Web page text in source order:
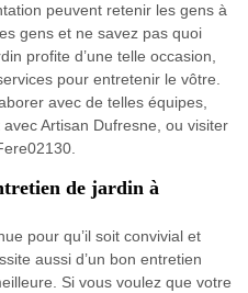
peuvent retenir les gens à
gens et ne savez pas quoi
profite d’une telle occasion,
pour entretenir le vôtre.
avec de telles équipes,
Artisan Dufresne, ou visiter
de jardin à
pour qu’il soit convivial et
aussi d’un bon entretien
Si vous voulez que votre